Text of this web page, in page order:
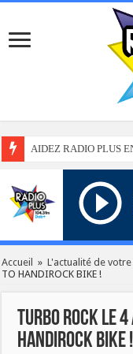
AIDEZ RADIO PLUS
Accueil » L'actualité de
TO HANDIROCK BIKE !
TURBO ROCK
HANDIROCK BIKE !